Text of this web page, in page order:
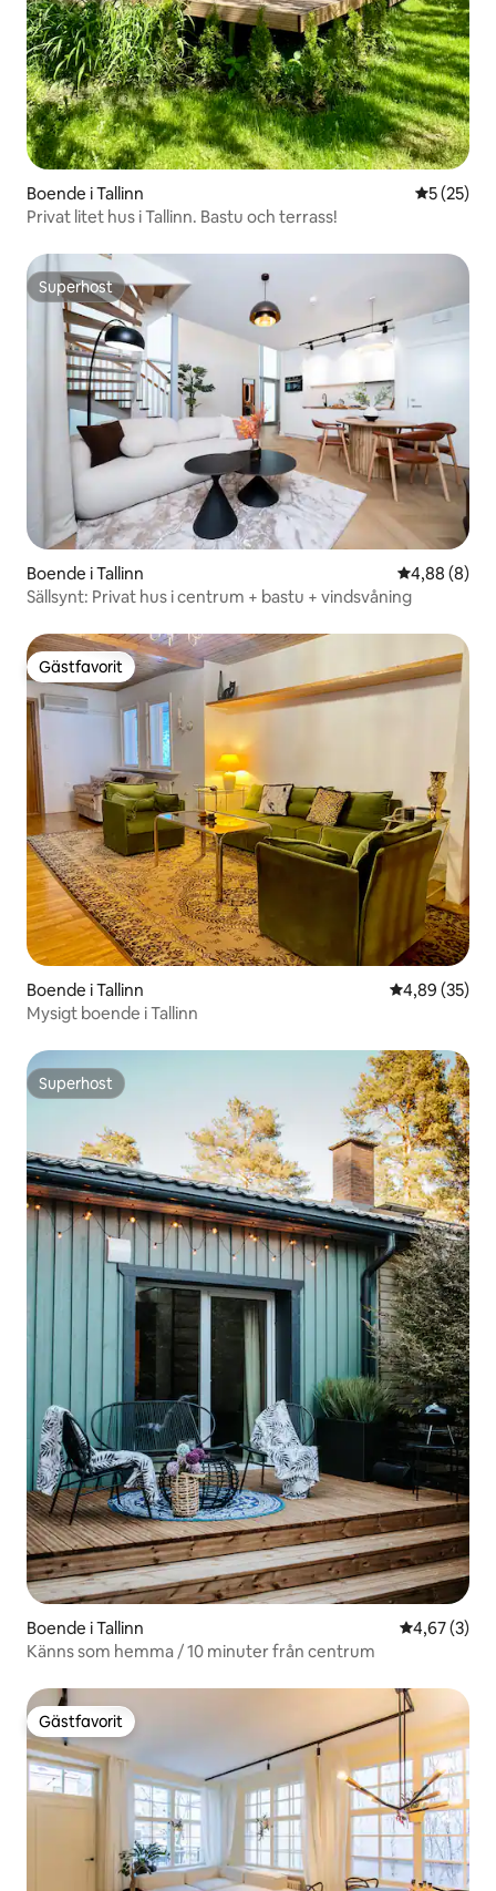
Boende i Tallinn 5 av 5 i
5 (25)
Privat litet hus i Tallinn. Bastu och terrass!
Superhost
Superhost
Boende i Tallinn 4,88 av 5 i
4,88 (8)
Sällsynt: Privat hus i centrum + bastu + vindsvåning
Gästfavorit
Gästfavorit
Boende i Tallinn 4,89 av 5 i
4,89 (35)
Mysigt boende i Tallinn
Superhost
Superhost
Boende i Tallinn 4,67 av 5 i
4,67 (3)
Känns som hemma / 10 minuter från centrum
Gästfavorit
Gästfavorit